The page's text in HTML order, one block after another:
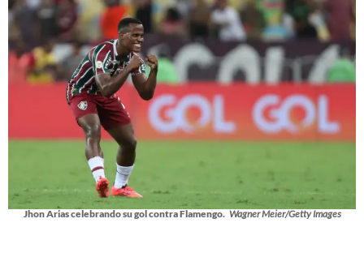
Jhon Arias celebrando su gol contra Flamengo. Wagner Meier/Getty Images